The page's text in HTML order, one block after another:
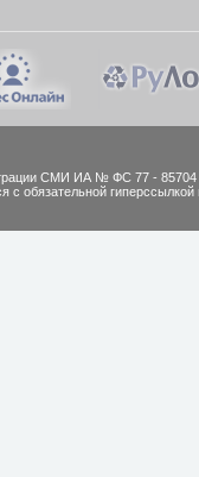
СМИ ИА № ФС 77 - 85704
с обязательной гиперссылкой